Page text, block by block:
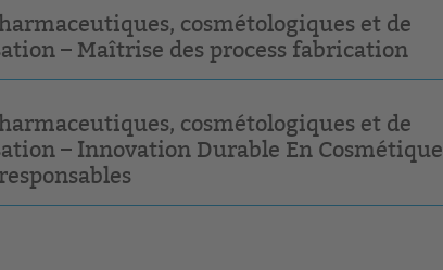
cosmétologiques et de
– Maîtrise des process fabrication
cosmétologiques et de
– Innovation Durable En Cosmétique